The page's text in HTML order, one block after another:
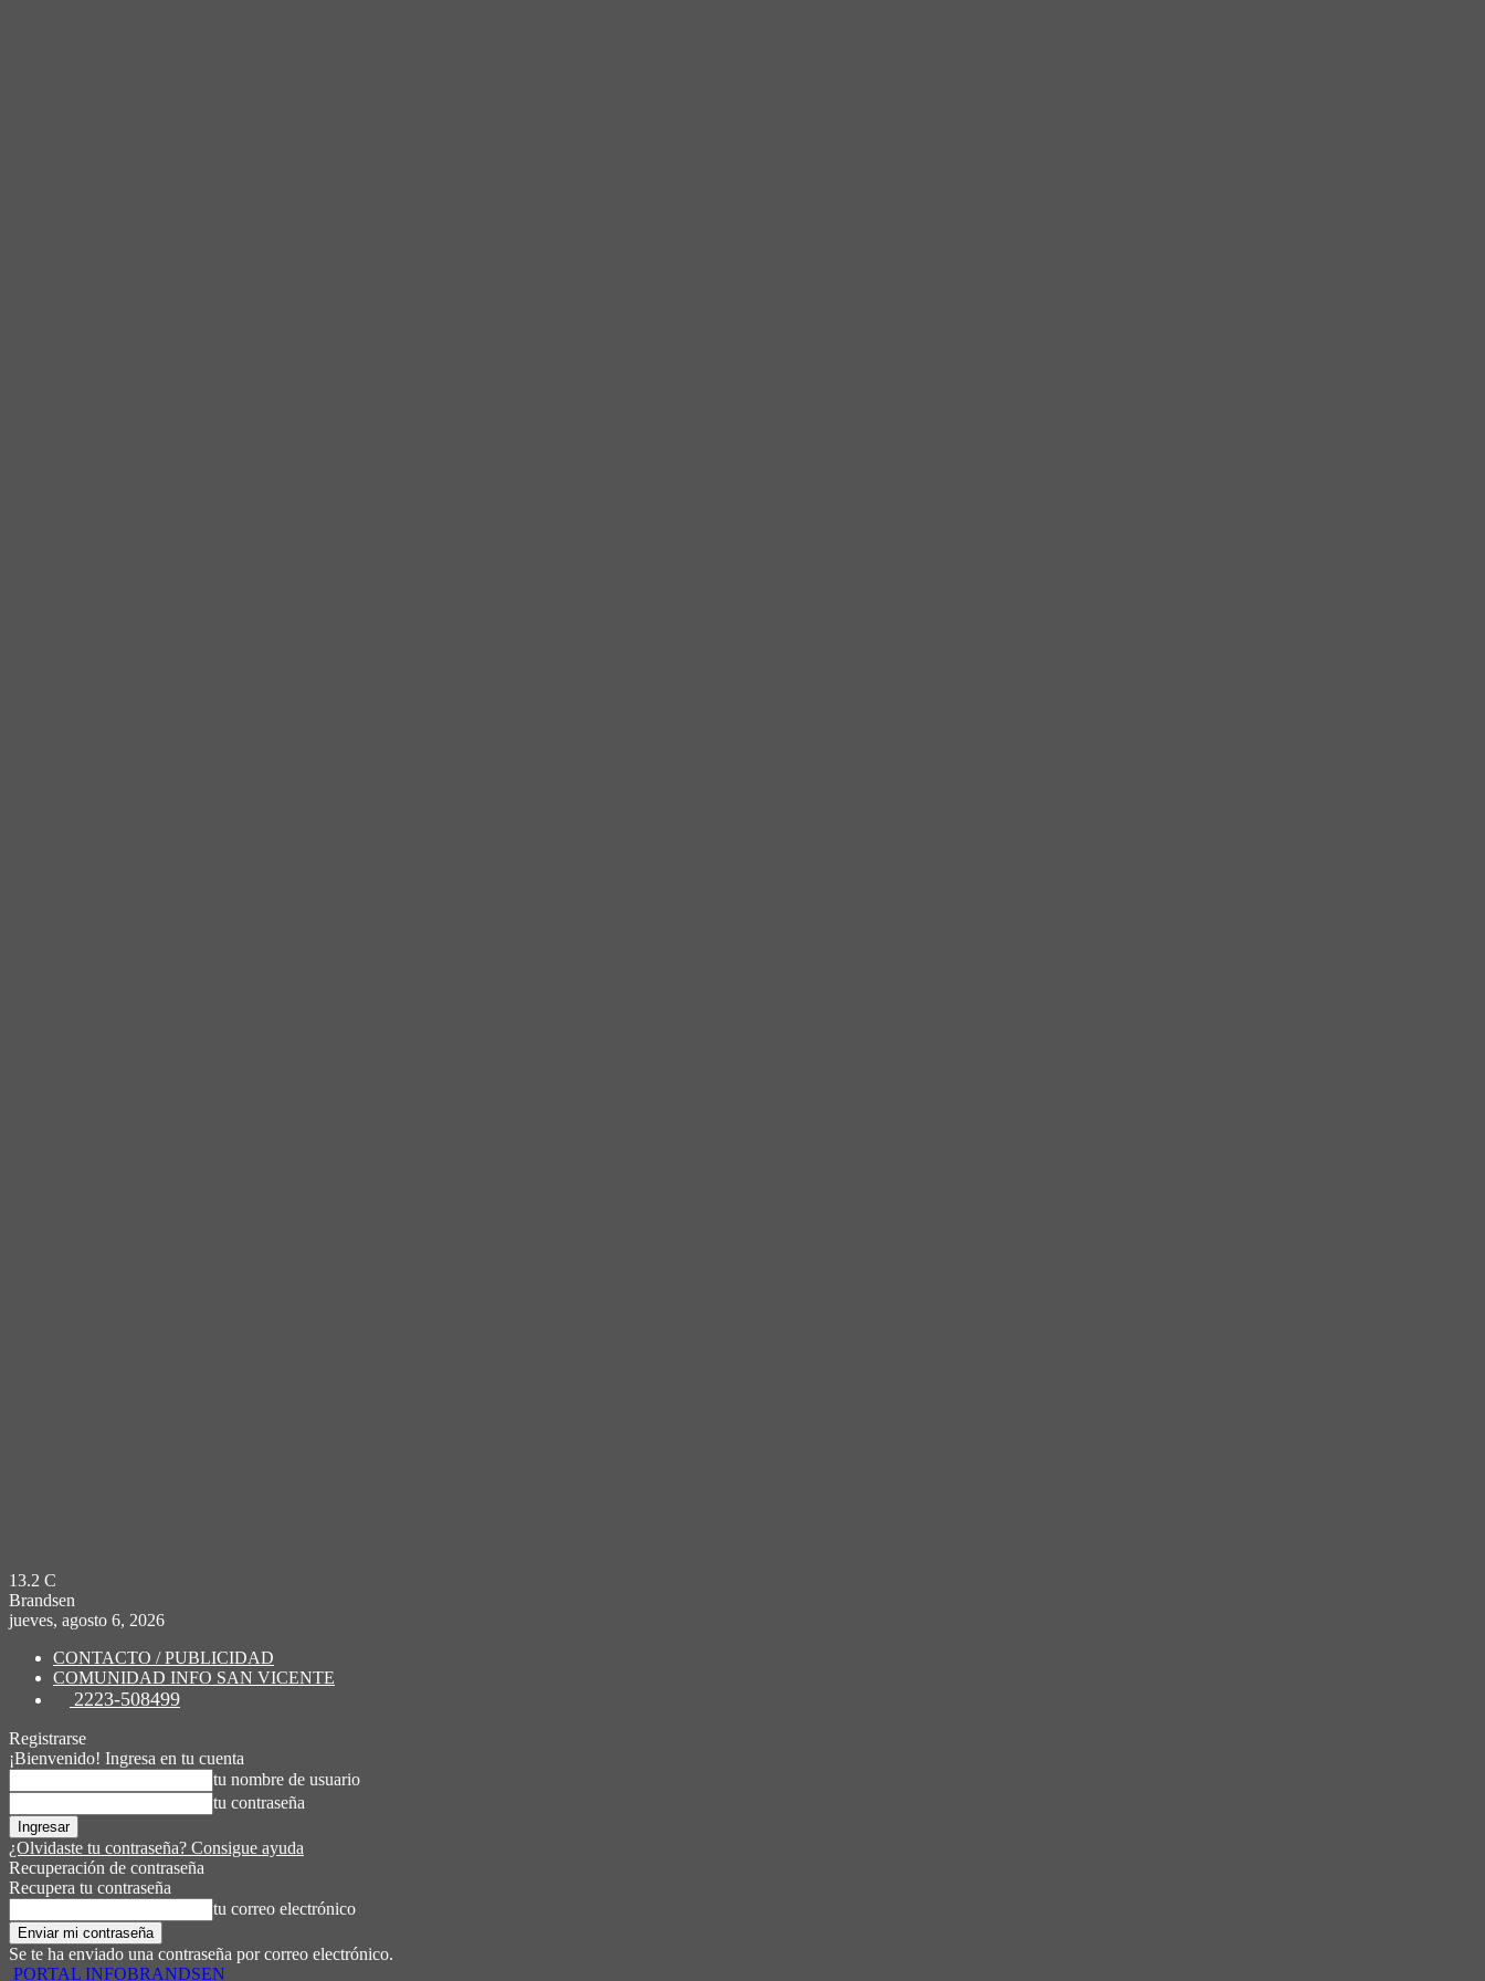
13.2 C
Brandsen
jueves, agosto 6, 2026
CONTACTO / PUBLICIDAD
COMUNIDAD INFO SAN VICENTE
2223-508499
Registrarse
¡Bienvenido! Ingresa en tu cuenta
tu nombre de usuario
tu contraseña
¿Olvidaste tu contraseña? Consigue ayuda
Recuperación de contraseña
Recupera tu contraseña
tu correo electrónico
Se te ha enviado una contraseña por correo electrónico.
PORTAL INFOBRANDSEN